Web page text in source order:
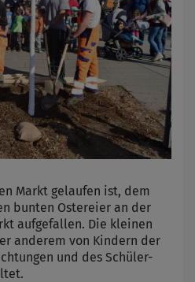
Markt gelaufen ist, dem
bunten Ostereier an der
aufgefallen. Die kleinen
anderem von Kindern der
und des Schüler-